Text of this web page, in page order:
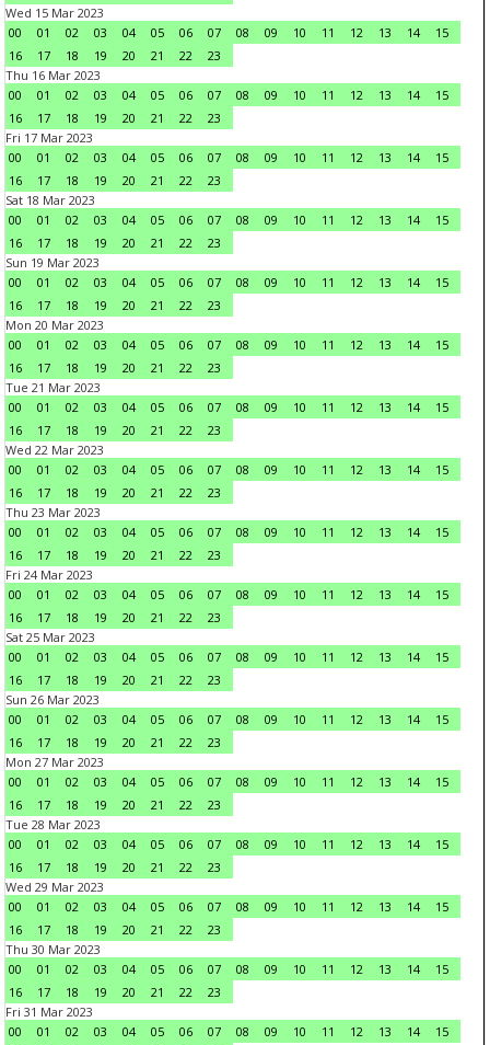
Wed 15 Mar 2023
00
01 02 03 04 05 06 07 08 09 10 11 12 13 14
15
16
17 18 19 20 21 22
23
Thu 16 Mar 2023
00
01 02 03 04 05 06 07 08 09 10 11 12 13 14
15
16
17 18 19 20 21 22
23
Fri 17 Mar 2023
00
01 02 03 04 05 06 07 08 09 10 11 12 13 14
15
16
17 18 19 20 21 22
23
Sat 18 Mar 2023
00
01 02 03 04 05 06 07 08 09 10 11 12 13 14
15
16
17 18 19 20 21 22
23
Sun 19 Mar 2023
00
01 02 03 04 05 06 07 08 09 10 11 12 13 14
15
16
17 18 19 20 21 22
23
Mon 20 Mar 2023
00
01 02 03 04 05 06 07 08 09 10 11 12 13 14
15
16
17 18 19 20 21 22
23
Tue 21 Mar 2023
00
01 02 03 04 05 06 07 08 09 10 11 12 13 14
15
16
17 18 19 20 21 22
23
Wed 22 Mar 2023
00
01 02 03 04 05 06 07 08 09 10 11 12 13 14
15
16
17 18 19 20 21 22
23
Thu 23 Mar 2023
00
01 02 03 04 05 06 07 08 09 10 11 12 13 14
15
16
17 18 19 20 21 22
23
Fri 24 Mar 2023
00
01 02 03 04 05 06 07 08 09 10 11 12 13 14
15
16
17 18 19 20 21 22
23
Sat 25 Mar 2023
00
01 02 03 04 05 06 07 08 09 10 11 12 13 14
15
16
17 18 19 20 21 22
23
Sun 26 Mar 2023
00
01 02 03 04 05 06 07 08 09 10 11 12 13 14
15
16
17 18 19 20 21 22
23
Mon 27 Mar 2023
00
01 02 03 04 05 06 07 08 09 10 11 12 13 14
15
16
17 18 19 20 21 22
23
Tue 28 Mar 2023
00
01 02 03 04 05 06 07 08 09 10 11 12 13 14
15
16
17 18 19 20 21 22
23
Wed 29 Mar 2023
00
01 02 03 04 05 06 07 08 09 10 11 12 13 14
15
16
17 18 19 20 21 22
23
Thu 30 Mar 2023
00
01 02 03 04 05 06 07 08 09 10 11 12 13 14
15
16
17 18 19 20 21 22
23
Fri 31 Mar 2023
00
01 02 03 04 05 06 07 08 09 10 11 12 13 14
15